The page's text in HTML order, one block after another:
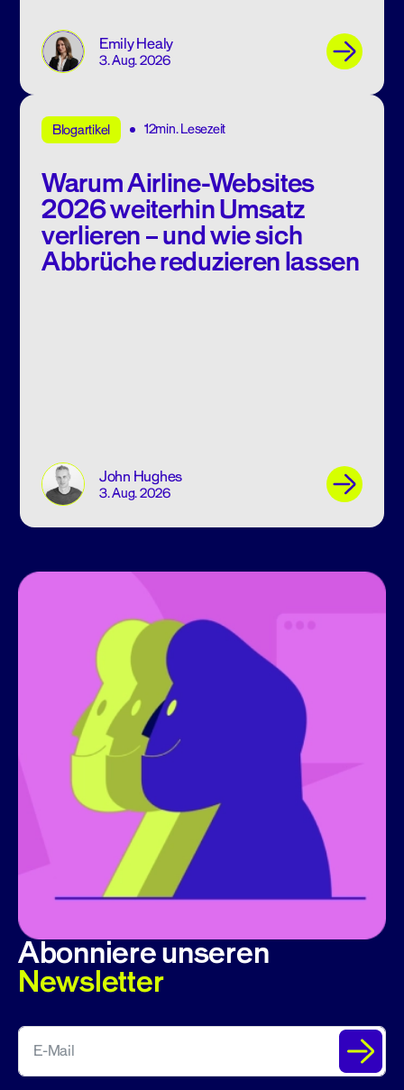
Emily Healy
3. Aug. 2026
Blogartikel 12min. Lesezeit
Warum Airline-Websites
2026 weiterhin Umsatz
verlieren – und wie sich
Abbrüche reduzieren lassen
John Hughes
3. Aug. 2026
Abonniere unseren
Newsletter